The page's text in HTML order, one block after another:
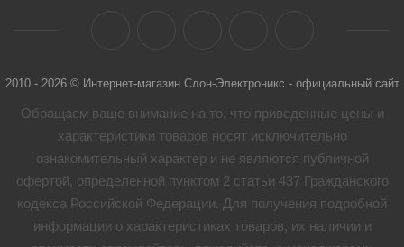
2010 - 2026 © Интернет-магазин Слон-Электроникс - официальный сайт
Обращаем ваше внимание на то, что приведенные цены и
характеристики товaров носят исключительно
ознакомительный характер и не являются публичной
офертой, определенной пунктом 2 статьи 437 Гражданского
кодекса Российской Федерации. Для получения подробной
информации о характеристиках товaров, их наличии и